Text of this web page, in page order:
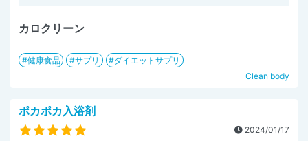
カロクリーン
健康食品 サプリ
ダイエットサプリ
Clean body
ポカポカ入浴剤
2024/01/17